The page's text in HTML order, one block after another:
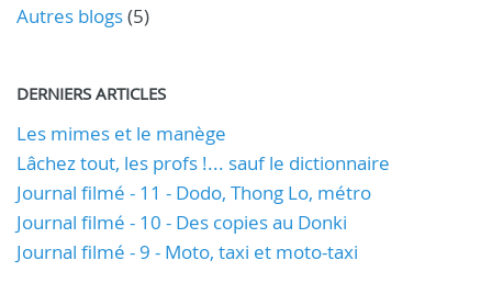
Autres blogs(5)
DERNIERS ARTICLES
Les mimes et le manège
Lâchez tout, les profs !... sauf le dictionnaire
Journal filmé - 11 - Dodo, Thong Lo, métro
Journal filmé - 10 - Des copies au Donki
Journal filmé - 9 - Moto, taxi et moto-taxi